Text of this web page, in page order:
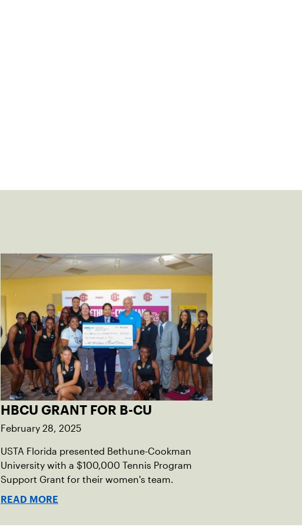
HBCU GRANT FOR B-CU
February 28, 2025
USTA Florida presented Bethune-Cookman
University with a $100,000 Tennis Program
Support Grant for their women's team.
READ MORE